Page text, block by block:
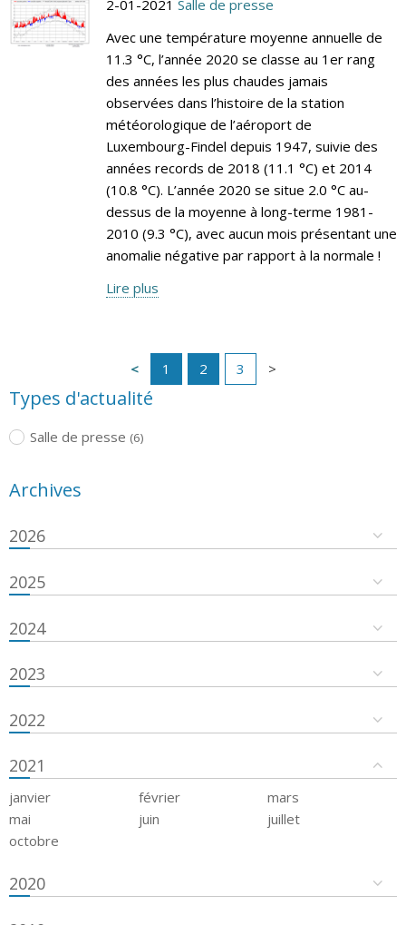
2-01-2021 Salle de presse
Avec une température moyenne annuelle de
11.3 °C, l’année 2020 se classe au 1er rang
des années les plus chaudes jamais
observées dans l’histoire de la station
météorologique de l’aéroport de
Luxembourg-Findel depuis 1947, suivie des
années records de 2018 (11.1 °C) et 2014
(10.8 °C). L’année 2020 se situe 2.0 °C au-
dessus de la moyenne à long-terme 1981-
2010 (9.3 °C), avec aucun mois présentant une
anomalie négative par rapport à la normale !
Lire plus
1 2 3
Types d'actualité
Salle de presse (6)
Archives
2026
2025
2024
2023
2022
2021
janvier février
mars
mai
juin
juillet
octobre
2020